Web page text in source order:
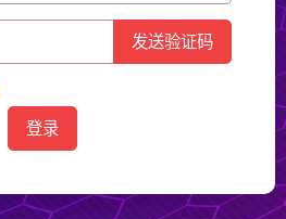
发送验证码
登录